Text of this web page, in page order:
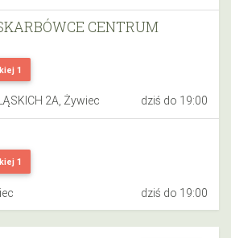
1
CENTRUM
2A, Żywiec dziś do 19:00
1
dziś do 19:00